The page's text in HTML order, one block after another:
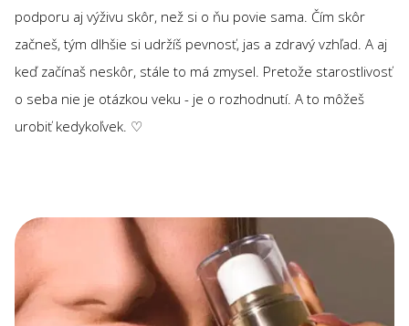
podporu aj výživu skôr, než si o ňu povie sama. Čím skôr
začneš, tým dlhšie si udržíš pevnosť, jas a zdravý vzhľad. A aj
keď začínaš neskôr, stále to má zmysel. Pretože starostlivosť
o seba nie je otázkou veku - je o rozhodnutí. A to môžeš
urobiť kedykoľvek. ♡